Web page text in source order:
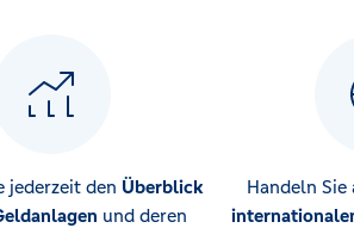
jederzeit den Überblick
und deren
Handeln Sie